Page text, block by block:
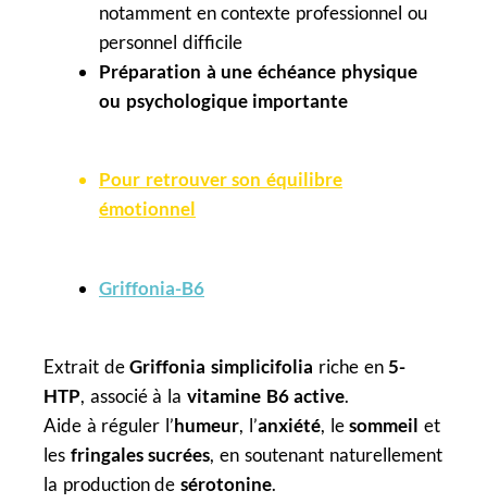
notamment en contexte professionnel ou
personnel difficile
Préparation à une échéance physique
ou psychologique importante
Pour retrouver son équilibre
émotionnel
Griffonia-B6
Extrait deGriffonia simplicifolia riche en5-
HTP, associé à la vitamine B6 active.
Aide à réguler l’humeur, l’anxiété, lesommeil et
les fringales sucrées, en soutenant naturellement
la production desérotonine.